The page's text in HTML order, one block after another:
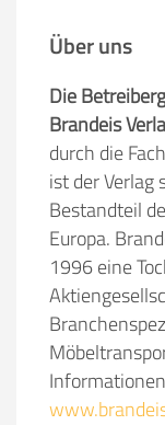
Über uns
Die
Brandeis
durch die
ist der Verlag
Bestandteil
Europa.
1996 eine